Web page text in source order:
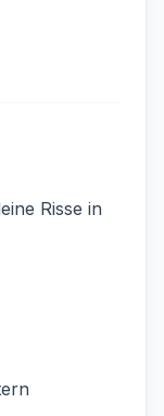
Risse in